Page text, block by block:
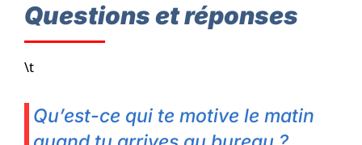
Questions et réponses
\t
Qu’est-ce qui te motive le matin